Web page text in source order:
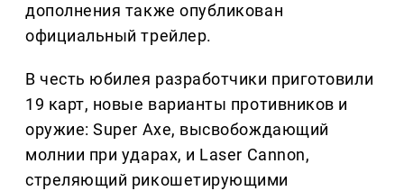
дополнения также опубликован
официальный трейлер.
В честь юбилея разработчики приготовили
19 карт, новые варианты противников и
оружие: Super Axe, высвобождающий
молнии при ударах, и Laser Cannon,
стреляющий рикошетирующими